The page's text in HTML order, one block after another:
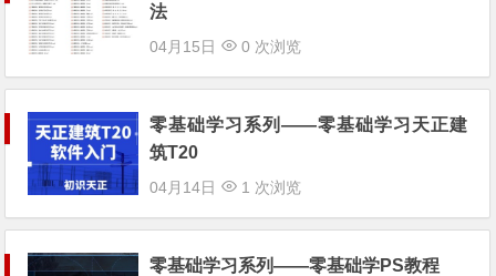
法
04月15日 0 次浏览
零基础学习系列——零基础学习天正建
筑T20
04月14日 1 次浏览
零基础学习系列——零基础学PS教程